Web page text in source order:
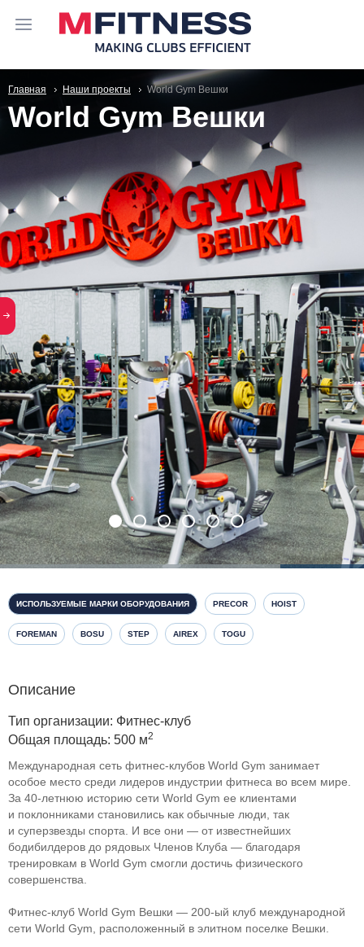
Главная Наши проекты World Gym Вешки
World Gym Вешки
ИСПОЛЬЗУЕМЫЕ МАРКИ ОБОРУДОВАНИЯ PRECOR HOIST
FOREMAN BOSU STEP AIREX TOGU
Описание
Тип организации: Фитнес-клуб
Общая площадь: 500 м2
Международная сеть фитнес-клубов World Gym занимает
особое место среди лидеров индустрии фитнеса во всем мире.
За 40-летнюю историю сети World Gym ее клиентами
и поклонниками становились как обычные люди, так
и суперзвезды спорта. И все они — от известнейших
бодибилдеров до рядовых Членов Клуба — благодаря
тренировкам в World Gym смогли достичь физического
совершенства.
Фитнес-клуб World Gym Вешки — 200-ый клуб международной
сети World Gym, расположенный в элитном поселке Вешки.